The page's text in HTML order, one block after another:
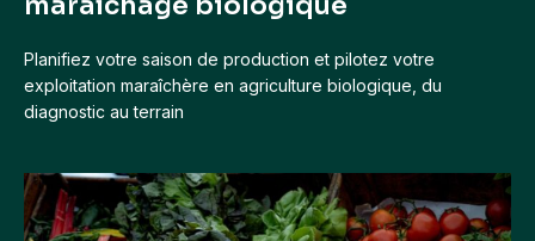
Planifiez votre saison de production et pilotez votre
exploitation maraîchère en agriculture biologique, du
diagnostic au terrain